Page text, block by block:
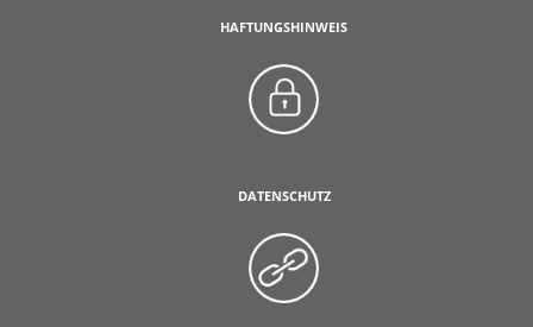
HAFTUNGSHINWEIS
DATENSCHUTZ